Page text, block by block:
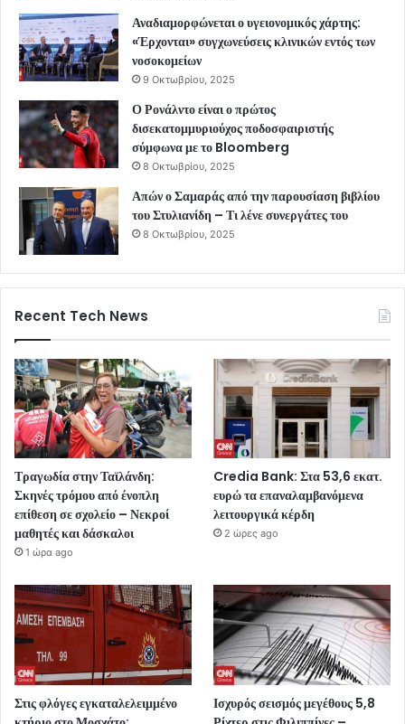
Αναδιαμορφώνεται ο υγειονομικός χάρτης:
«Έρχονται» συγχωνεύσεις κλινικών εντός των
νοσοκομείων
9 Οκτωβρίου, 2025
Ο Ρονάλντο είναι ο πρώτος
δισεκατομμυριούχος ποδοσφαιριστής
σύμφωνα με το Bloomberg
8 Οκτωβρίου, 2025
Απών ο Σαμαράς από την παρουσίαση βιβλίου
του Στυλιανίδη – Τι λένε συνεργάτες του
8 Οκτωβρίου, 2025
Recent Tech News
Τραγωδία στην Ταϊλάνδη:
Σκηνές τρόμου από ένοπλη
επίθεση σε σχολείο – Νεκροί
μαθητές και δάσκαλοι
1 ώρα ago
Credia Bank: Στα 53,6 εκατ.
ευρώ τα επαναλαμβανόμενα
λειτουργικά κέρδη
2 ώρες ago
Στις φλόγες εγκαταλελειμμένο
Ισχυρός σεισμός μεγέθους 5,8